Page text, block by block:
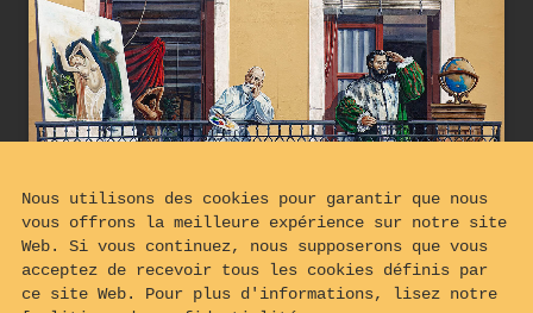
Nous utilisons des cookies pour garantir que nous
vous offrons la meilleure expérience sur notre site
Web. Si vous continuez, nous supposerons que vous
acceptez de recevoir tous les cookies définis par
ce site Web. Pour plus d'informations, lisez notre